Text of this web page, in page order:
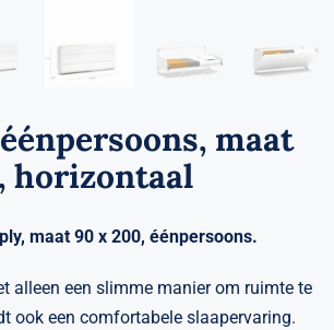
maat
horizontaal
maat 90 x 200, éénpersoons.
alleen een slimme manier om ruimte te
ook een comfortabele slaapervaring.